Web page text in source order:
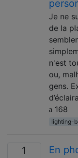
Je ne
de la
n'est
ou,
gens.
168
lighting-
1
En